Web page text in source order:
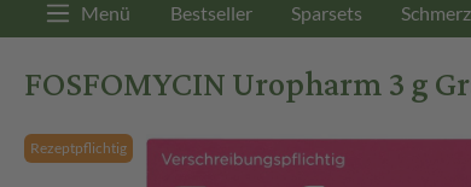
Menü Bestseller Sparsets
FOSFOMYCIN Uropharm 3 g
Rezeptpflichtig